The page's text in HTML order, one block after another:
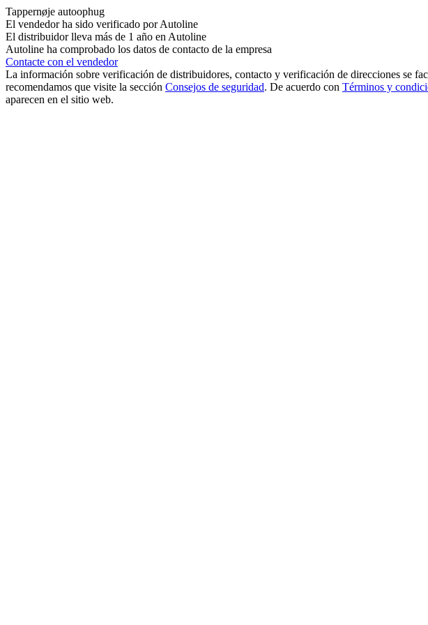
Tappernøje autoophug
El vendedor ha sido verificado por Autoline
El distribuidor lleva más de 1 año en Autoline
Autoline ha comprobado los datos de contacto de la empresa
Contacte con el vendedor
La información sobre verificación de distribuidores, contacto y verificación de direcciones se
recomendamos que visite la sección Consejos de seguridad. De acuerdo con Términos y
aparecen en el sitio web.